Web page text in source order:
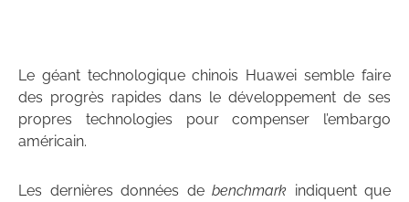
Le géant technologique chinois Huawei semble faire
des progrès rapides dans le développement de ses
propres technologies pour compenser l’embargo
américain.
Les dernières données de benchmark indiquent que